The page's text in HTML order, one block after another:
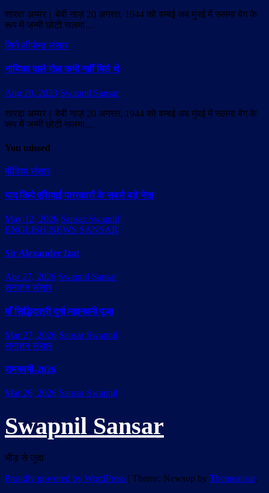
शारदा अय्यर। बेबी नाज़ 20 अगस्त, 1944 को बम्बई अब मुंबई में सलमा बेग के
रूप में जन्मी छोटी सलमा…
सिने लीजेन्ड संसार
नायिका वाले रोल कभी नहीं मिले थे
Aug 20, 2023 Swapnil Sansar
शारदा अय्यर। बेबी नाज़ 20 अगस्त, 1944 को बम्बई अब मुंबई में सलमा बेग के
रूप में जन्मी छोटी सलमा…
You missed
मीडिया संसार
याद किये एशियाई पत्रकारों के सबसे बड़े नेता
May 12, 2026 Sansar Swapnil
ENGLISH NEWS SANSAR
Sir Alexander Izat
Apr 27, 2026 Swapnil Sansar
सनातन संसार
माँ सिद्धिदात्री दुर्गा महानवमी पूजा
Mar 27, 2026 Sansar Swapnil
सनातन संसार
रामनवमी-2026
Mar 26, 2026 Sansar Swapnil
Swapnil Sansar
भीड़ से जुदा
Proudly powered by WordPress | Theme: Newsup by Themeansar.